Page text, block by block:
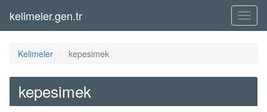
Menü
kelimeler.gen.tr
Kelimeler kepesimek
kepesimek